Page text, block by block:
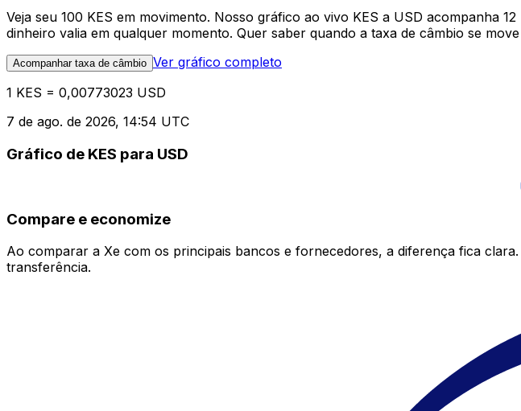
Veja seu 100 KES em movimento. Nosso gráfico ao vivo KES a USD acompanha
dinheiro valia em qualquer momento. Quer saber quando a taxa de câmbio se
Acompanhar taxa de câmbio Ver gráfico completo
1 KES = 0,00773023 USD
7 de ago. de 2026, 14:54 UTC
Gráfico de KES para USD
Compare e economize
Ao comparar a Xe com os principais bancos e fornecedores, a diferença fica
transferência.